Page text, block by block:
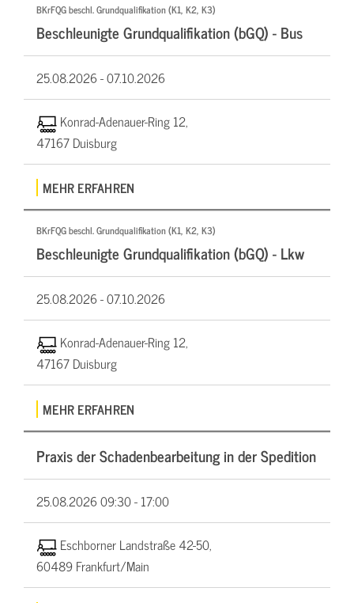
BKrFQG beschl. Grundqualifikation (K1, K2, K3)
Beschleunigte Grundqualifikation (bGQ) - Bus
25.08.2026 -07.10.2026
Konrad-Adenauer-Ring 12,
47167 Duisburg
MEHR ERFAHREN
BKrFQG beschl. Grundqualifikation (K1, K2, K3)
Beschleunigte Grundqualifikation (bGQ) - Lkw
25.08.2026 -07.10.2026
Konrad-Adenauer-Ring 12,
47167 Duisburg
MEHR ERFAHREN
Praxis der Schadenbearbeitung in der Spedition
25.08.202609:30 - 17:00
Eschborner Landstraße 42-50,
60489 Frankfurt/Main